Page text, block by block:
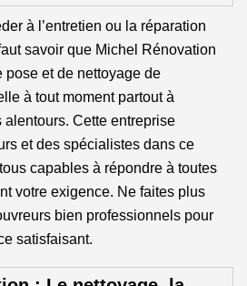
à l’entretien ou la réparation
savoir que Michel Rénovation
pose et de nettoyage de
à tout moment partout à
alentours. Cette entreprise
et des spécialistes dans ce
capables à répondre à toutes
votre exigence. Ne faites plus
bien professionnels pour
satisfaisant.